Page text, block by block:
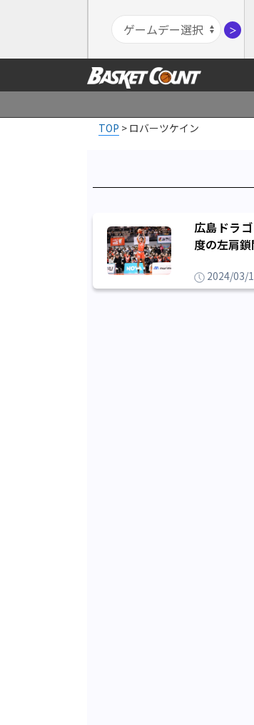
＞
TOP > ロバーツケイン
広島ドラ
度の左肩
2024/03/